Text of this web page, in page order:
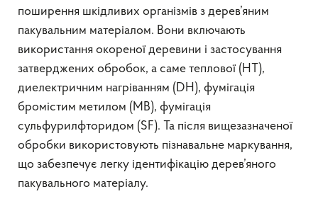
поширення шкідливих організмів з дерев’яним
пакувальним матеріалом. Вони включають
використання окореної деревини і застосування
затверджених обробок, а саме теплової (HT),
диелектричним нагріванням (DH), фумігація
бромістим метилом (MB), фумігація
сульфурилфторидом (SF). Та після вищезазначеної
обробки використовують пізнавальне маркування,
що забезпечує легку ідентифікацію дерев’яного
пакувального матеріалу.